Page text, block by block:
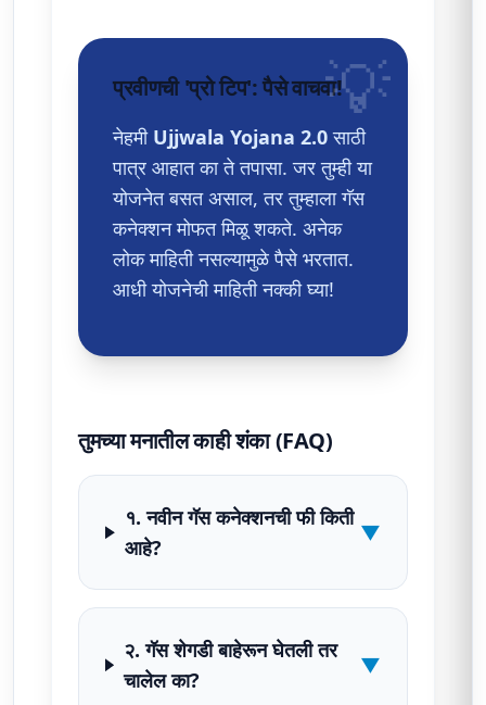
💡
प्रवीणची 'प्रो टिप': पैसे वाचवा!
नेहमी Ujjwala Yojana 2.0साठी
पात्र आहात का ते तपासा. जर तुम्ही या
योजनेत बसत असाल, तर तुम्हाला गॅस
कनेक्शन मोफत मिळू शकते. अनेक
लोक माहिती नसल्यामुळे पैसे भरतात.
आधी योजनेची माहिती नक्की घ्या!
तुमच्या मनातील काही शंका (FAQ)
१. नवीन गॅस कनेक्शनची फी किती
आहे?
▼
२. गॅस शेगडी बाहेरून घेतली तर
चालेल का?
▼